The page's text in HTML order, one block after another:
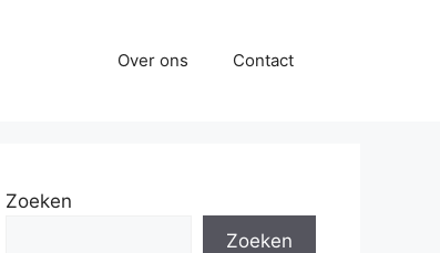
Over ons Contact
Zoeken
Zoeken